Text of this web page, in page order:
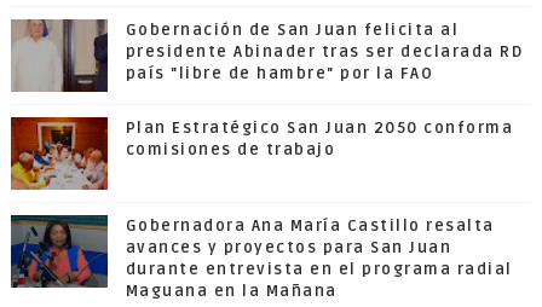
Gobernación de San Juan felicita al
presidente Abinader tras ser declarada RD
país "libre de hambre" por la FAO
Plan Estratégico San Juan 2050 conforma
comisiones de trabajo
Gobernadora Ana María Castillo resalta
avances y proyectos para San Juan
durante entrevista en el programa radial
Maguana en la Mañana